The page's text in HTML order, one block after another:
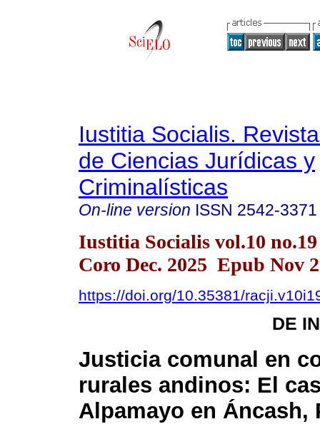
Iustitia Socialis.
de Ciencias Jurídicas y
Criminalísticas
On-line version ISSN 2542-3371
Iustitia Socialis vol.10
Coro Dec. 2025 Epub Nov
https://doi.org/10.35381/
DE
Justicia comunal en
rurales andinos: El
Alpamayo en Áncash,